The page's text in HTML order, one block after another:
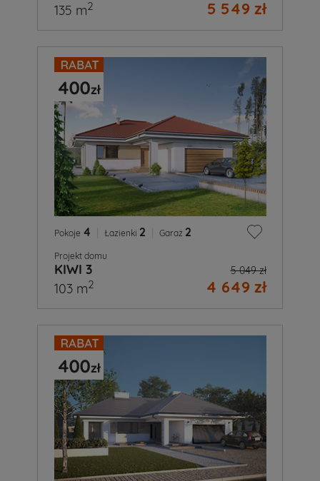
5 549 zł
135 m2
Pokoje 4 Łazienki 2 Garaż 2
Projekt domu
KIWI 3 5 049 zł
4 649 zł
103 m2